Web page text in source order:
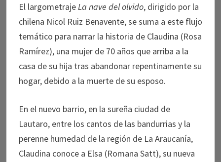
El largometrajeLa nave del olvido, dirigido por la
chilena Nicol Ruiz Benavente, se suma a este flujo
temático para narrar la historia de Claudina (Rosa
Ramírez), una mujer de 70 años que arriba a la
casa de su hija tras abandonar repentinamente su
hogar, debido a la muerte de su esposo.
En el nuevo barrio, en la sureña ciudad de
Lautaro, entre los cantos de las bandurrias y la
perenne humedad de la región de La Araucanía,
Claudina conoce a Elsa (Romana Satt), su nueva